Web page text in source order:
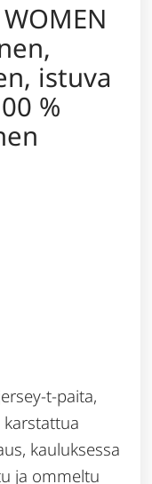
istuva
%
t-paita,
karstattua
kauluksessa
ja ommeltu